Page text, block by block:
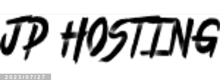
2023/07/27